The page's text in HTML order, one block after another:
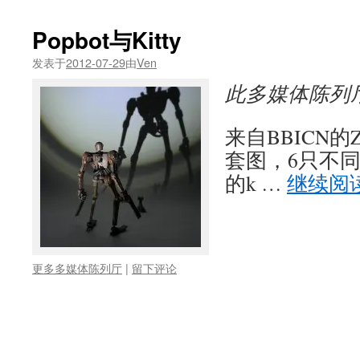
Popbot与Kitty
发表于2012-07-29由Ven
此多媒体陈
来自BBICN的
套图，6只不
的k … 继续阅
更多多媒体陈列厅 | 留下评论